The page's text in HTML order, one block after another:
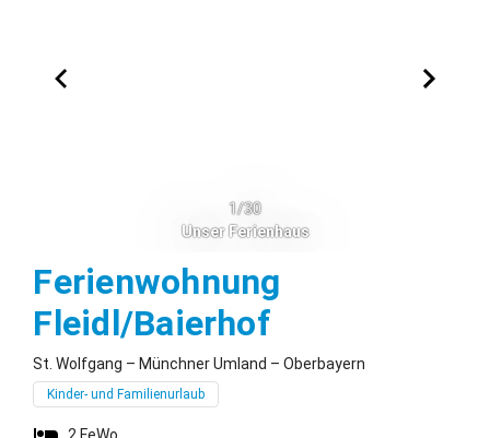
1/30
Unser Ferienhaus
Ferienwohnung
Fleidl/BaierhofSt. Wolfgang
St. Wolfgang – Münchner Umland – Oberbayern
Kinder- und Familienurlaub
2 FeWo